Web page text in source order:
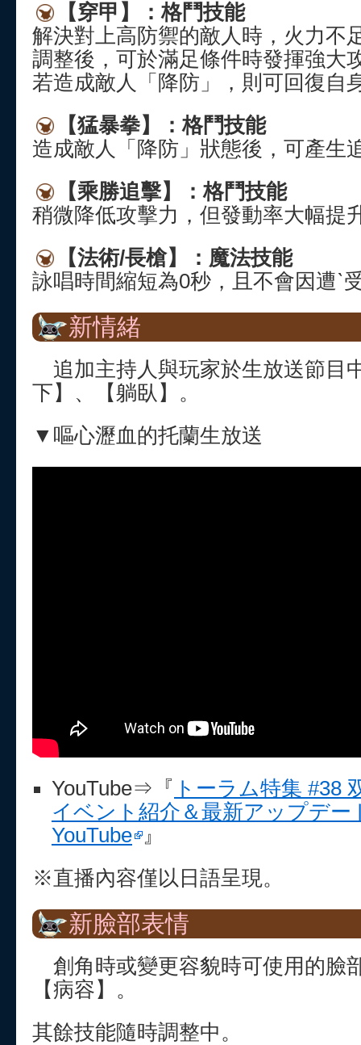
【穿甲】：格鬥技能
解決對上高防禦的敵人時，火力不
調整後，可於滿足條件時發揮強大
若造成敵人「降防」，則可回復自
【猛暴拳】：格鬥技能
造成敵人「降防」狀態後，可產生
【乘勝追擊】：格鬥技能
稍微降低攻擊力，但發動率大幅提
【法術/長槍】：魔法技能
詠唱時間縮短為0秒，且不會因遭ˋ
新情緒
追加主持人與玩家於生放送節目
下】、【躺臥】。
▼嘔心瀝血的托蘭生放送
YouTube⇒『 トーラム特集 #38
イベント紹介＆最新アップデー
YouTube
』
※直播內容僅以日語呈現。
新臉部表情
創角時或變更容貌時可使用的臉
【病容】。
其餘技能隨時調整中。